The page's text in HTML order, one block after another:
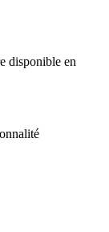
disponible en